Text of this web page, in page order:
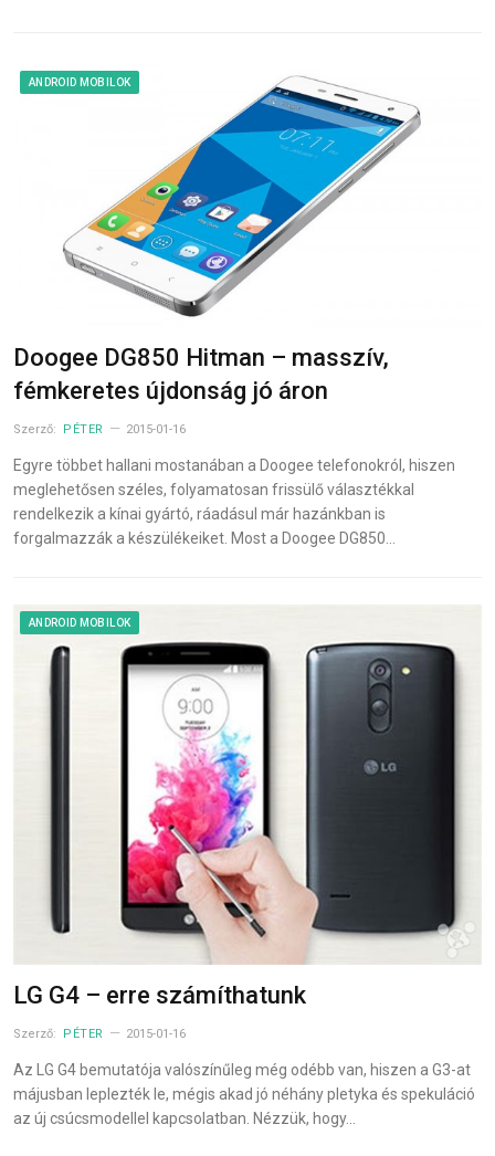
ANDROID MOBILOK
Doogee DG850 Hitman – masszív,
fémkeretes újdonság jó áron
Szerző: PÉTER 2015-01-16
Egyre többet hallani mostanában a Doogee telefonokról, hiszen
meglehetősen széles, folyamatosan frissülő választékkal
rendelkezik a kínai gyártó, ráadásul már hazánkban is
forgalmazzák a készülékeiket. Most a Doogee DG850…
ANDROID MOBILOK
LG G4 – erre számíthatunk
Szerző: PÉTER 2015-01-16
Az LG G4 bemutatója valószínűleg még odébb van, hiszen a G3-at
májusban leplezték le, mégis akad jó néhány pletyka és spekuláció
az új csúcsmodellel kapcsolatban. Nézzük, hogy…